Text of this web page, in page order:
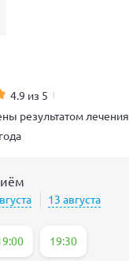
4.9 из 5
результатом лечения
13 августа
19:30